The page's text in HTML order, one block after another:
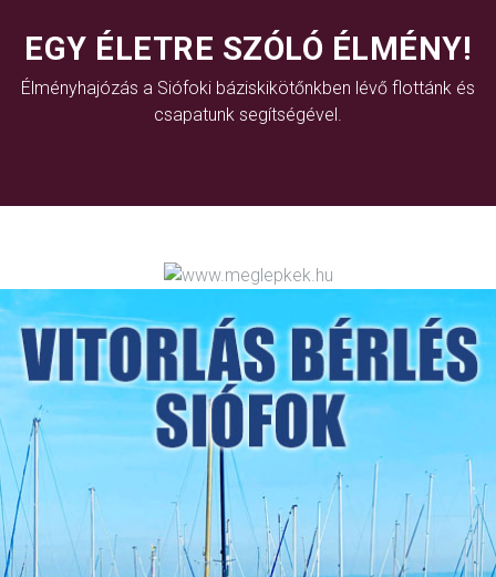
EGY ÉLETRE SZÓLÓ ÉLMÉNY!
Élményhajózás a Siófoki báziskikötőnkben lévő flottánk és
csapatunk segítségével.